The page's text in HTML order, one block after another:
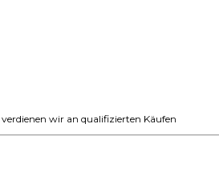
wir an qualifizierten Käufen